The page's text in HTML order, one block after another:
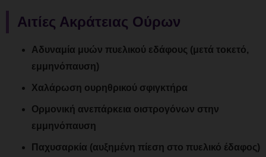
Αιτίες Ακράτειας Ούρων
Αδυναμία μυών πυελικού εδάφους (μετά τοκετό,
εμμηνόπαυση)
Χαλάρωση ουρηθρικού σφιγκτήρα
Ορμονική ανεπάρκεια οιστρογόνων στην
εμμηνόπαυση
Παχυσαρκία (αυξημένη πίεση στο πυελικό έδαφος)